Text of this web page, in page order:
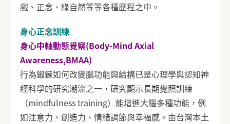
戲、正念、綠自然等等各種歷程之中。
身心正念訓練
身心中軸動態覺察(Body-Mind Axial
Awareness,BMAA)
行為鍛鍊如何改變腦功能與結構已是心理學與認知神
經科學的研究潮流之一，研究顯示長期覺照訓練
（mindfulness training）能增進大腦多種功能，例
如注意力、創造力、情緒調節與幸福感。由台灣本土